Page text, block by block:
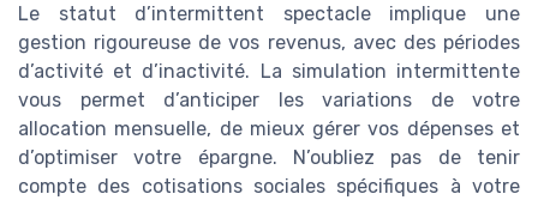
Le statut d’intermittent spectacle implique une
gestion rigoureuse de vos revenus, avec des périodes
d’activité et d’inactivité. La simulation intermittente
vous permet d’anticiper les variations de votre
allocation mensuelle, de mieux gérer vos dépenses et
d’optimiser votre épargne. N’oubliez pas de tenir
compte des cotisations sociales spécifiques à votre